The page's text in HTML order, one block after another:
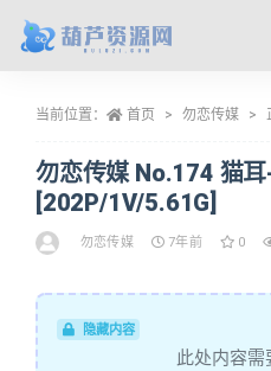
当前位置： 首页 勿恋传媒
勿恋传媒 No.174 猫
[202P/1V/5.61G]
勿恋传媒 7年前 0
隐藏内容
此处内容需